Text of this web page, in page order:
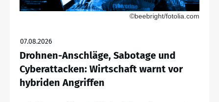
©beebright/fotolia.com
07.08.2026
Drohnen-Anschläge, Sabotage und
Cyberattacken: Wirtschaft warnt vor
hybriden Angriffen